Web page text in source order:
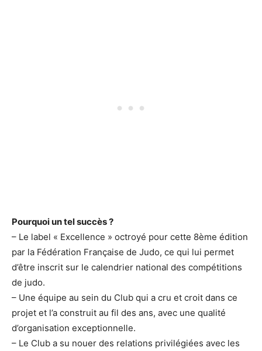
Pourquoi un tel succès ?
– Le label « Excellence » octroyé pour cette 8ème édition
par la Fédération Française de Judo, ce qui lui permet
d’être inscrit sur le calendrier national des compétitions
de judo.
– Une équipe au sein du Club qui a cru et croit dans ce
projet et l’a construit au fil des ans, avec une qualité
d’organisation exceptionnelle.
– Le Club a su nouer des relations privilégiées avec les